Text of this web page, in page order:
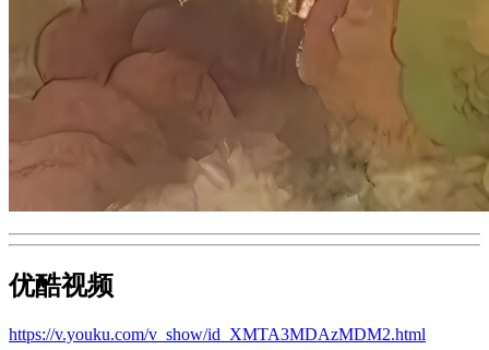
优酷视频
https://v.youku.com/v_show/id_XMTA3MDAzMDM2.html